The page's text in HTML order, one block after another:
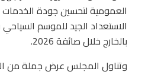
العمومية لتحسين جودة الخدمات
الاستعداد الجيد للموسم
بالخارج خلال صائفة 2026.
وتناول المجلس عرض جملة من